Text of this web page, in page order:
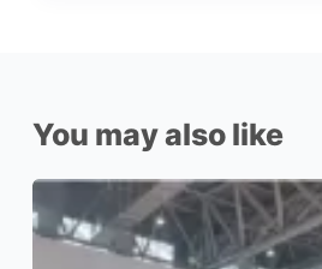
You may also like